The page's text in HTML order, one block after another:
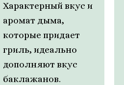
Характерный вкус и
аромат дыма,
которые придает
гриль, идеально
дополняют вкус
баклажанов.